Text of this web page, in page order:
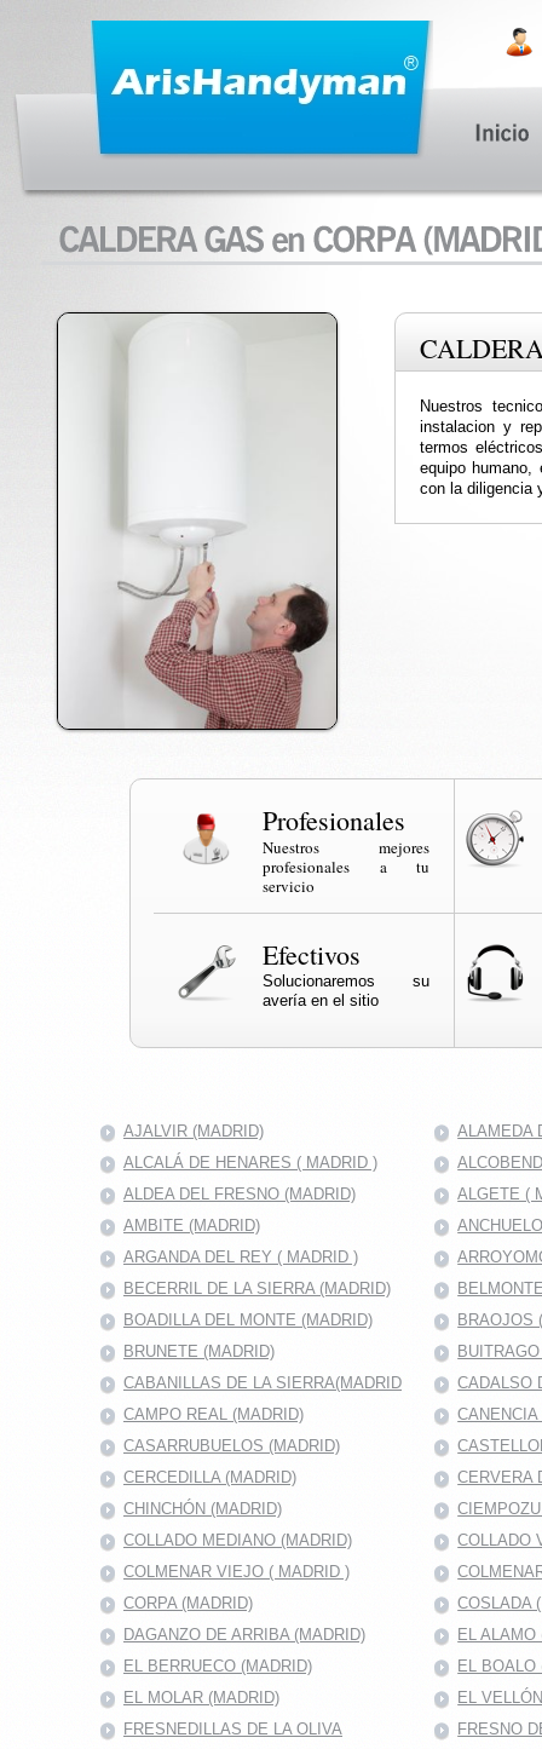
Nuestros
instalacion y
termos
equipo
con la diligencia
Profesionales
Nuestros mejores
profesionales a tu
servicio
Efectivos
Solucionaremos su
avería en el sitio
AJALVIR (MADRID)
ALAMEDA
ALCALÁ DE HENARES ( MADRID )
ALDEA DEL FRESNO (MADRID)
ALGETE (
AMBITE (MADRID)
ARGANDA DEL REY ( MADRID )
BECERRIL DE LA SIERRA (MADRID)
BOADILLA DEL MONTE (MADRID)
BRAOJOS
BRUNETE (MADRID)
CABANILLAS DE LA SIERRA(MADRID
CADALSO
CAMPO REAL (MADRID)
CASARRUBUELOS (MADRID)
CERCEDILLA (MADRID)
CERVERA
CHINCHÓN (MADRID)
COLLADO MEDIANO (MADRID)
COLLADO
COLMENAR VIEJO ( MADRID )
CORPA (MADRID)
COSLADA
DAGANZO DE ARRIBA (MADRID)
EL ALAMO
EL BERRUECO (MADRID)
EL BOALO
EL MOLAR (MADRID)
EL
FRESNEDILLAS DE LA OLIVA
FRESNO